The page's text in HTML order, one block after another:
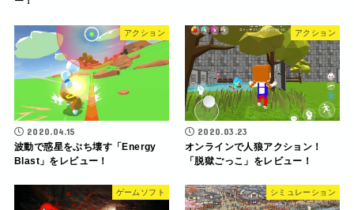
アクション
2020.04.15
波動で惑星をぶち壊す「Energy
Blast」をレビュー！
アクション
2020.03.23
オンラインで人狼アクション！
「脱獄ごっこ」をレビュー！
ゲームソフト シミュレーション